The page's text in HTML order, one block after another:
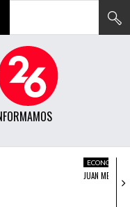
ECONOMÍA
JUAN